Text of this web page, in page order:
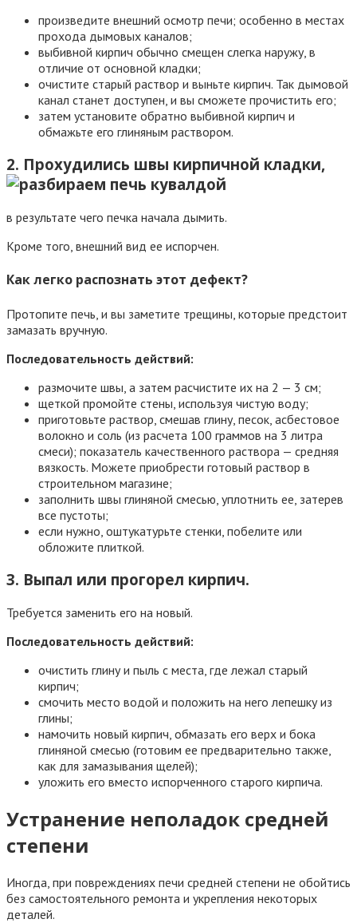
произведите внешний осмотр печи; особенно в местах
прохода дымовых каналов;
выбивной кирпич обычно смещен слегка наружу, в
отличие от основной кладки;
очистите старый раствор и выньте кирпич. Так дымовой
канал станет доступен, и вы сможете прочистить его;
затем установите обратно выбивной кирпич и
обмажьте его глиняным раствором.
2. Прохудились швы кирпичной кладки,
в результате чего печка начала дымить.
Кроме того, внешний вид ее испорчен.
Как легко распознать этот дефект?
Протопите печь, и вы заметите трещины, которые предстоит
замазать вручную.
Последовательность действий:
размочите швы, а затем расчистите их на 2 — 3 см;
щеткой промойте стены, используя чистую воду;
приготовьте раствор, смешав глину, песок, асбестовое
волокно и соль (из расчета 100 граммов на 3 литра
смеси); показатель качественного раствора — средняя
вязкость. Можете приобрести готовый раствор в
строительном магазине;
заполнить швы глиняной смесью, уплотнить ее, затерев
все пустоты;
если нужно, оштукатурьте стенки, побелите или
обложите плиткой.
3. Выпал или прогорел кирпич.
Требуется заменить его на новый.
Последовательность действий:
очистить глину и пыль с места, где лежал старый
кирпич;
смочить место водой и положить на него лепешку из
глины;
намочить новый кирпич, обмазать его верх и бока
глиняной смесью (готовим ее предварительно также,
как для замазывания щелей);
уложить его вместо испорченного старого кирпича.
Устранение неполадок средней
степени
Иногда, при повреждениях печи средней степени не обойтись
без самостоятельного ремонта и укрепления некоторых
деталей.